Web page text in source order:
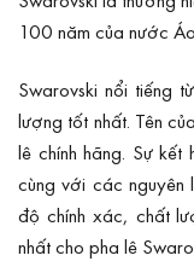
100 năm của nước
Swarovski nổi tiếng
lượng tốt nhất. Tên
lê chính hãng. Sự
cùng với các
độ chính xác, chất
nhất cho pha lê